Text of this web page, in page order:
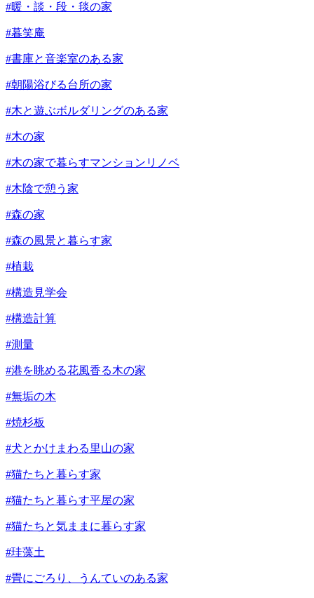
#暖・談・段・毯の家
#暮笑庵
#書庫と音楽室のある家
#朝陽浴びる台所の家
#木と遊ぶボルダリングのある家
#木の家
#木の家で暮らすマンションリノベ
#木陰で憩う家
#森の家
#森の風景と暮らす家
#植栽
#構造見学会
#構造計算
#測量
#港を眺める花風香る木の家
#無垢の木
#焼杉板
#犬とかけまわる里山の家
#猫たちと暮らす家
#猫たちと暮らす平屋の家
#猫たちと気ままに暮らす家
#珪藻土
#畳にごろり、うんていのある家